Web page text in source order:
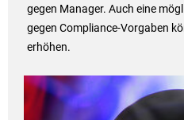
gegen Manager. Auch eine
gegen Compliance-Vorgaben
erhöhen.